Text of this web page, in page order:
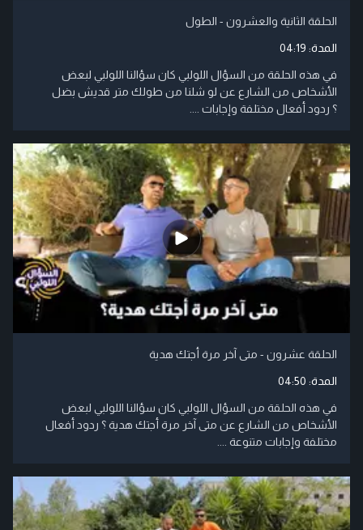
الحلقة الثانية والعشرون - الطول
المدة: 04:19
في هذه الحلقة من السؤال اللولبي كان سؤالنا اللولبي لبعض
الأشخاص من الشارع عن لو شلنا من طولك متر قديش بضل
؟ ردود أفعال مختلفة وإجابات ....
الحلقة عشرون - متى آخر مرة أجتك هدية
المدة: 04:50
في هذه الحلقة من السؤال اللولبي كان سؤالنا اللولبي لبعض
الأشخاص من الشارع عن متى آخر مرة أجتك هدية ؟ ردود أفعال
مختلفة وإجابات متنوعة ....